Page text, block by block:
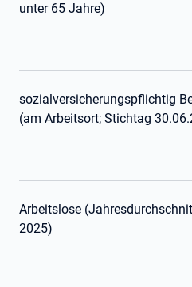
unter 65 Jahre)
sozialversicherungspflichtig
(am Arbeitsort; Stichtag
Arbeitslose
2025)